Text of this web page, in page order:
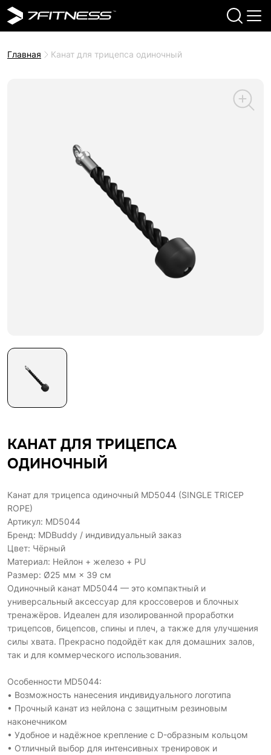
Главная Канат для трицепса одиночный
КАНАТ ДЛЯ ТРИЦЕПСА
ОДИНОЧНЫЙ
Канат для трицепса одиночный MD5044 (SINGLE TRICEP
ROPE)
Артикул: MD5044
Бренд: MDBuddy / индивидуальный заказ
Цвет: Чёрный
Материал: Нейлон + железо + PU
Размер: Ø25 мм × 39 см
Одиночный канат MD5044 — это компактный и
универсальный аксессуар для кроссоверов и блочных
тренажёров. Идеален для изолированной проработки
трицепсов, бицепсов, спины и плеч, а также для улучшения
силы хвата. Прекрасно подойдёт как для домашних залов,
так и для коммерческого использования.
Особенности MD5044:
• Возможность нанесения индивидуального логотипа
• Прочный канат из нейлона с защитным резиновым
наконечником
• Удобное и надёжное крепление с D-образным кольцом
• Отличный выбор для интенсивных тренировок и